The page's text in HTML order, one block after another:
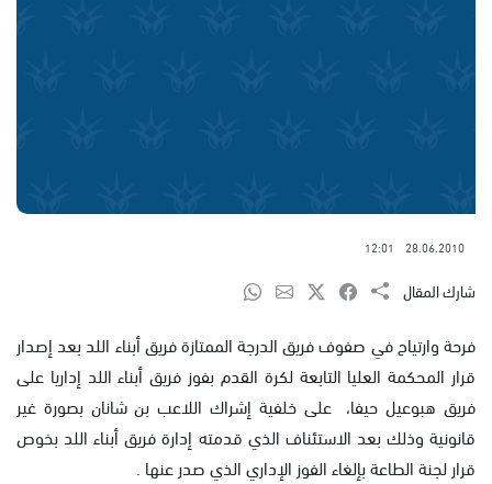
28.06.2010
12:01
شارك المقال
فرحة وارتياح في صفوف فريق الدرجة الممتازة فريق أبناء اللد بعد إصدار
قرار المحكمة العليا التابعة لكرة القدم بفوز فريق أبناء اللد إداريا على
فريق هبوعيل حيفا، على خلفية إشراك اللاعب بن شانان بصورة غير
قانونية وذلك بعد الاستئناف الذي قدمته إدارة فريق أبناء اللد بخوص
قرار لجنة الطاعة بإلغاء الفوز الإداري الذي صدر عنها .